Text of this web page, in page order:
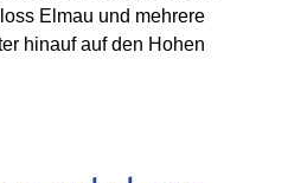
Elmau und mehrere
hinauf auf den Hohen